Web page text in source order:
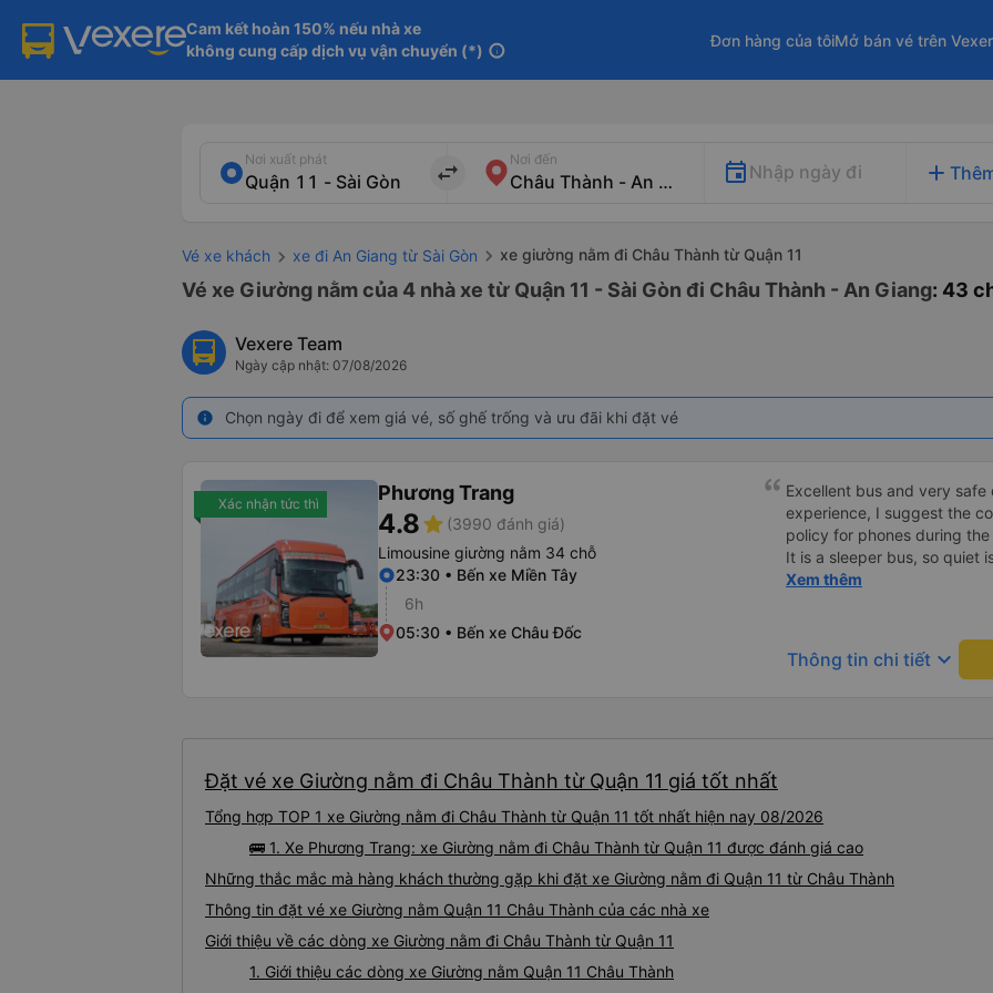
Cam kết hoàn 150% nếu nhà xe
không cung cấp dịch vụ vận chuyển (*) info
Đơn hàng của tôiMở bán vé trên
Nơi xuất phát
import_export
Nơi đến
Nhập ngày đi add
Vé xe khách xe đi An Giang từ Sài Gòn xe giường nằm đi Châu Thành từ Quận 11
Vé xe Giường nằm của 4 nhà xe từ Quận 11 - Sài Gòn đi Châu Thành - An Giang: 43
Vexere Team
Ngày cập nhật: 07/08/2026
info Chọn ngày đi để xem giá vé, số ghế trống và ưu đãi khi đặt vé
Xác nhận tức thì Phương Trang
4.8star (3990 đánh giá)
Limousine giường nằm 34 chỗ
23:30 • Bến xe Miền Tây
6h
05:30 • Bến xe Châu Đốc
Excellent bus and very
experience, I suggest the
policy for phones during
It is a sleeper bus, so quiet
Wi-Fi password clearly
hơn, tôi góp ý nhà xe nên
lặng (tắt âm thanh điện
Tôi vẫn sẽ tiếp tục ủng hộ
Xem thêm
Thông tin chi tiết keyboard_arrow_down
Đặt vé xe Giường nằm đi Châu Thành từ Quận 11 giá tốt nhất
Tổng hợp TOP 1 xe Giường nằm đi Châu Thành từ Quận 11 tốt nhất hiện nay 08/2026
🚌 1. Xe Phương Trang: xe Giường nằm đi Châu Thành từ Quận 11 được đánh giá cao
Những thắc mắc mà hàng khách thường gặp khi đặt xe Giường nằm đi Quận 11 từ Châu Thành
Thông tin đặt vé xe Giường nằm Quận 11 Châu Thành của các nhà xe
Giới thiệu về các dòng xe Giường nằm đi Châu Thành từ Quận 11
1. Giới thiệu các dòng xe Giường nằm Quận 11 Châu Thành